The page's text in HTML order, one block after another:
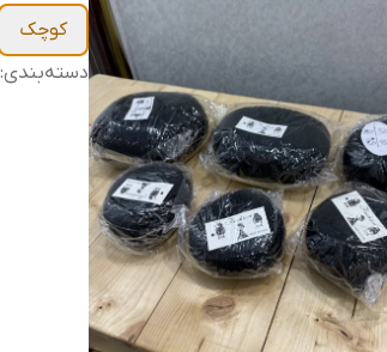
کوچک
دسته‌بندی: